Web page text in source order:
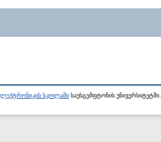
სკოლაში საუსგემფტონის უნივერსიტეტში.